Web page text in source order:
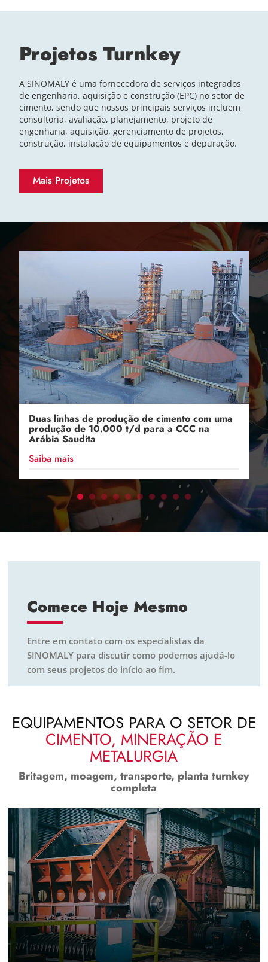
Projetos Turnkey
A SINOMALY é uma fornecedora de serviços integrados
de engenharia, aquisição e construção (EPC) no setor de
cimento, sendo que nossos principais serviços incluem
consultoria, avaliação, planejamento, projeto de
engenharia, aquisição, gerenciamento de projetos,
construção, instalação de equipamentos e depuração.
Mais Projetos
Duas linhas de produção de cimento com uma
produção de 10.000 t/d para a CCC na
Arábia Saudita
Saiba mais
Comece Hoje Mesmo
Entre em contato com os especialistas da
SINOMALY para discutir como podemos ajudá-lo
com seus projetos do início ao fim.
EQUIPAMENTOS PARA O SETOR DE
CIMENTO, MINERAÇÃO E
METALURGIA
Britagem, moagem, transporte, planta turnkey
completa